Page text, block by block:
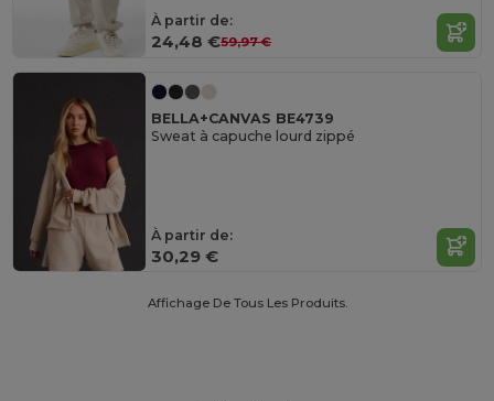
À partir de:
24,48 €59,97 €
BELLA+CANVAS BE4739
Sweat à capuche lourd zippé
À partir de:
30,29 €
Affichage De Tous Les Produits.